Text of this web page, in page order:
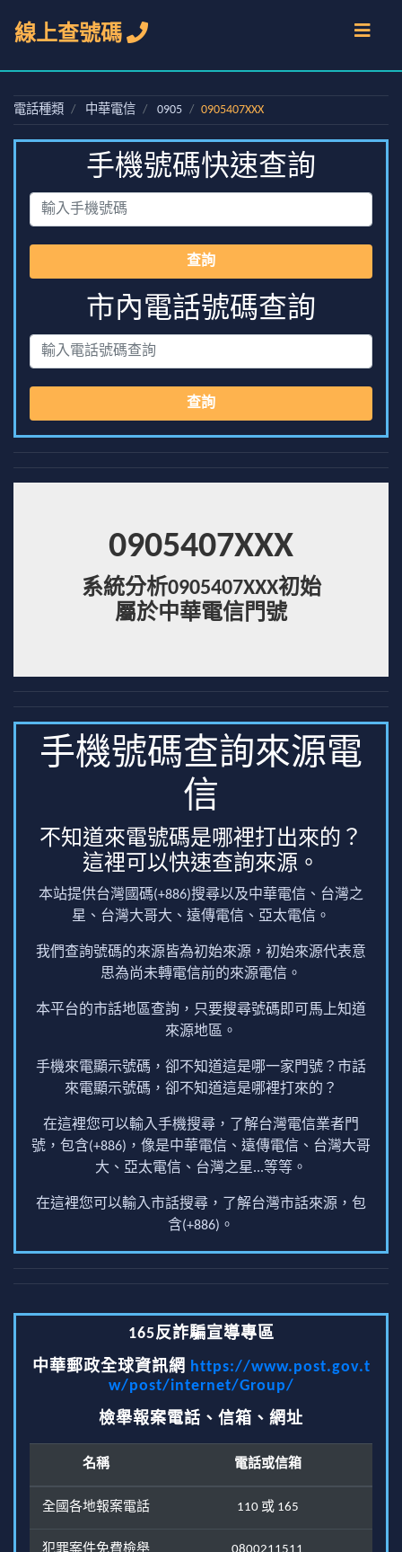
線上查號碼
電話種類 中華電信 0905 0905407XXX
手機號碼快速查詢
查詢
市內電話號碼查詢
查詢
0905407XXX
系統分析0905407XXX初始
屬於中華電信門號
手機號碼查詢來源電
信
不知道來電號碼是哪裡打出來的？
這裡可以快速查詢來源。
本站提供台灣國碼(+886)搜尋以及中華電信、台灣之
星、台灣大哥大、遠傳電信、亞太電信。
我們查詢號碼的來源皆為初始來源，初始來源代表意
思為尚未轉電信前的來源電信。
本平台的市話地區查詢，只要搜尋號碼即可馬上知道
來源地區。
手機來電顯示號碼，卻不知道這是哪一家門號？市話
來電顯示號碼，卻不知道這是哪裡打來的？
在這裡您可以輸入手機搜尋，了解台灣電信業者門
號，包含(+886)，像是中華電信、遠傳電信、台灣大哥
大、亞太電信、台灣之星...等等。
在這裡您可以輸入市話搜尋，了解台灣市話來源，包
含(+886)。
165反詐騙宣導專區
中華郵政全球資訊網 https://www.post.gov.t
w/post/internet/Group/
檢舉報案電話、信箱、網址
名稱 電話或信箱
全國各地報案電話 110 或 165